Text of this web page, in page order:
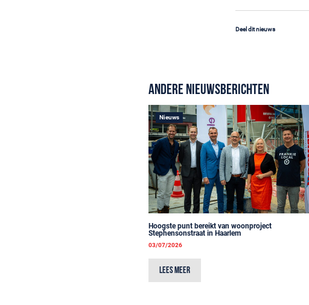
Deel dit nieuws
Andere nieuwsberichten
Nieuws
Hoogste punt bereikt van woonproject
Stephensonstraat in Haarlem
03/07/2026
Lees meer